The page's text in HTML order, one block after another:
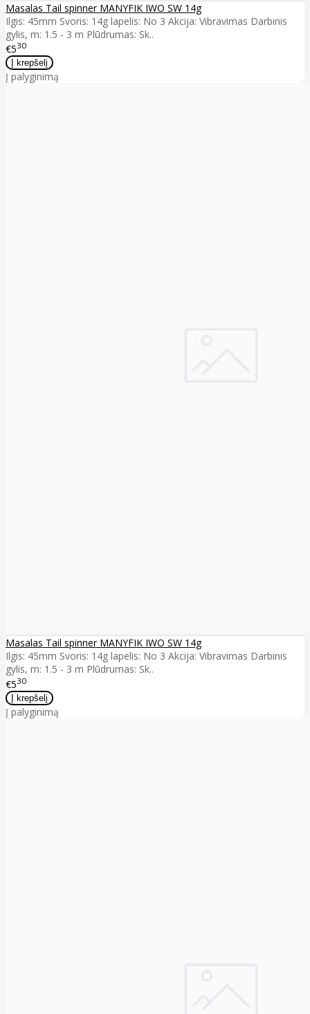
Masalas Tail spinner MANYFIK IWO SW 14g
Ilgis: 45mm Svoris: 14g lapelis: No 3 Akcija: Vibravimas Darbinis
gylis, m: 1.5 - 3 m Plūdrumas: Sk..
€530
Į palyginimą
Masalas Tail spinner MANYFIK IWO SW 14g
Ilgis: 45mm Svoris: 14g lapelis: No 3 Akcija: Vibravimas Darbinis
gylis, m: 1.5 - 3 m Plūdrumas: Sk..
€530
Į palyginimą